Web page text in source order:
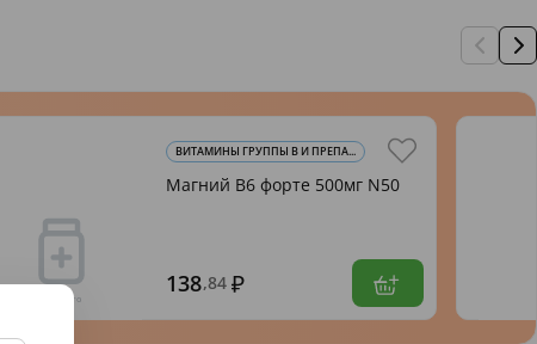
ВИТАМИНЫ ГРУППЫ В И ПРЕПА...
Магний В6 форте 500мг N50
138,84